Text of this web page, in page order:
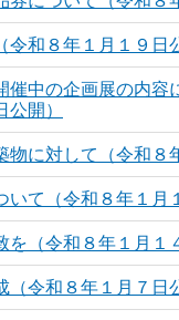
令和８年１月１９日
催中の企画展の内容
公開）
物に対して（令和８
いて（令和８年１月
を（令和８年１月１
（令和８年１月７日